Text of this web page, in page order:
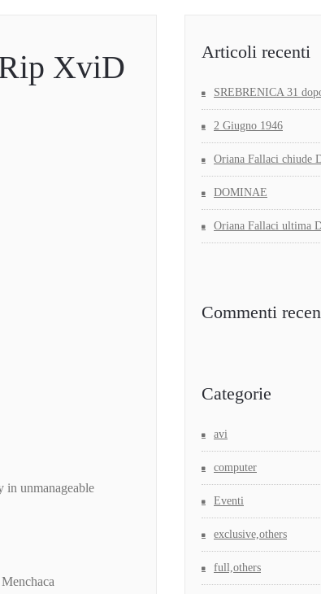
XviD
in unmanageable
Articoli recenti
SREBRENICA 31
2 Giugno 1946
Oriana Fallaci chiude
DOMINAE
Oriana Fallaci ultima
Commenti
Categorie
avi
computer
Eventi
exclusive,others
full,others